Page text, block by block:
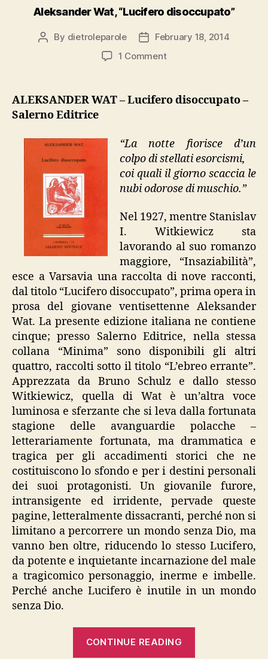
Aleksander Wat, “Lucifero disoccupato”
Post
By dietroleparole
PostFebruary 18, 2014
1 Commenton
“Lucifero
disoccupato”
ALEKSANDER WAT – Lucifero disoccupato –
Salerno Editrice
“La notte fiorisce d’un
colpo di stellati esorcismi,
coi quali il giorno scaccia le
nubi odorose di muschio.”
Nel 1927, mentre Stanislav
I. Witkiewicz sta
lavorando al suo romanzo
maggiore, “Insaziabilità”,
esce a Varsavia una raccolta di nove racconti,
dal titolo “Lucifero disoccupato”, prima opera in
prosa del giovane ventisettenne Aleksander
Wat. La presente edizione italiana ne contiene
cinque; presso Salerno Editrice, nella stessa
collana “Minima” sono disponibili gli altri
quattro, raccolti sotto il titolo “L’ebreo errante”.
Apprezzata da Bruno Schulz e dallo stesso
Witkiewicz, quella di Wat è un’altra voce
luminosa e sferzante che si leva dalla fortunata
stagione delle avanguardie polacche –
letterariamente fortunata, ma drammatica e
tragica per gli accadimenti storici che ne
costituiscono lo sfondo e per i destini personali
dei suoi protagonisti. Un giovanile furore,
intransigente ed irridente, pervade queste
pagine, letteralmente dissacranti, perché non si
limitano a percorrere un mondo senza Dio, ma
vanno ben oltre, riducendo lo stesso Lucifero,
da potente e inquietante incarnazione del male
a tragicomico personaggio, inerme e imbelle.
Perché anche Lucifero è inutile in un mondo
senza Dio.
CONTINUE READING